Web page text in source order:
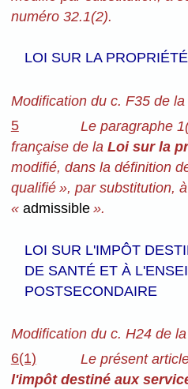
numéro 32.1(2).
LOI SUR LA
Modification du c. F35 de la
5
Le paragraphe
française de la Loi sur la
modifié, dans la définition
qualifié », par substitution,
« admissible».
LOI SUR L'IMPÔT
DE SANTÉ ET À
POSTSECONDAIRE
Modification du c. H24 de la
6(1)
Le présent
l'impôt destiné aux